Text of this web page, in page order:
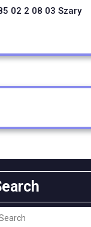
02 2 08 03 Szary